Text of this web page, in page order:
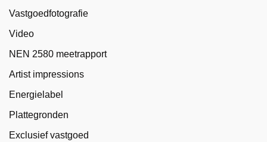
Vastgoedfotografie
Video
NEN 2580 meetrapport
Artist impressions
Energielabel
Plattegronden
Exclusief vastgoed